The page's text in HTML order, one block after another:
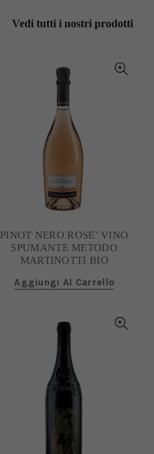
Vedi tutti i nostri prodotti
PINOT NERO ROSE’ VINO
SPUMANTE METODO
MARTINOTTI BIO
Aggiungi Al Carrello